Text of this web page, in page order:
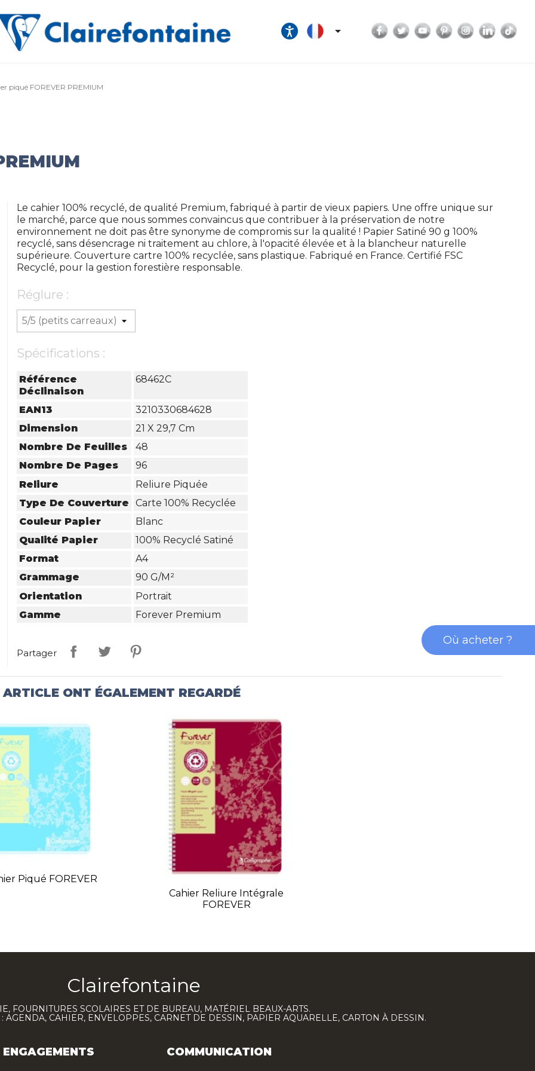
 Facebook
TwitterYouTubePinterestInstagram
piqué FOREVER PREMIUM
Le cahier 100% recyclé, de qualité Premium, fabriqué à partir de vieux papiers. Une offre unique sur
le marché, parce que nous sommes convaincus que contribuer à la préservation de notre
environnement ne doit pas être synonyme de compromis sur la qualité ! Papier Satiné 90 g 100%
recyclé, sans désencrage ni traitement au chlore, à l'opacité élevée et à la blancheur naturelle
supérieure. Couverture cartre 100% recyclée, sans plastique. Fabriqué en France. Certifié FSC
Recyclé, pour la gestion forestière responsable.
Réglure :
Spécifications :
Référence
Déclinaison
68462C
EAN13
3210330684628
Dimension
21 X 29,7 Cm
Nombre De Feuilles
48
Nombre De Pages
96
Reliure
Reliure Piquée
Type De Couverture
Carte 100% Recyclée
Couleur Papier
Blanc
Qualité Papier
100% Recyclé Satiné
Format
A4
Grammage
90 G/m²
Orientation
Portrait
Gamme
Forever Premium
Partager
ONT ÉGALEMENT REGARDÉ
Piqué FOREVER
Cahier Reliure Intégrale
FOREVER
Clairefontaine
FOURNITURES SCOLAIRES ET DE BUREAU, MATÉRIEL BEAUX-ARTS.
AGENDA, CAHIER, ENVELOPPES, CARNET DE DESSIN, PAPIER AQUARELLE, CARTON À DESSIN.
ENGAGEMENTS COMMUNICATION
Où acheter ?